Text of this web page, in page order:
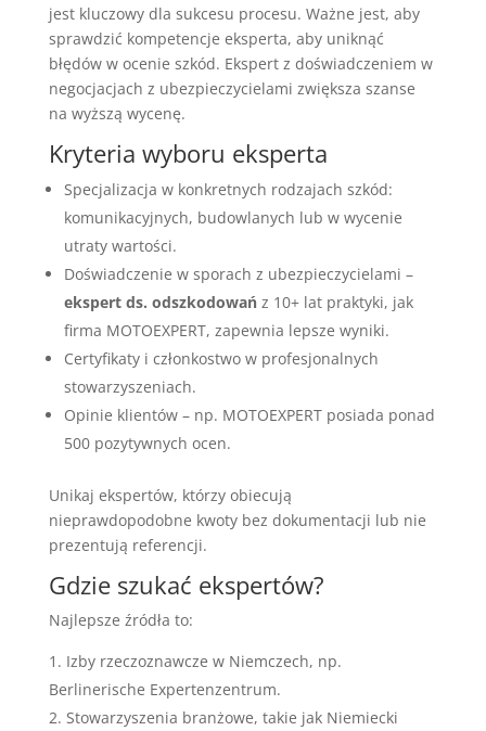
jest kluczowy dla sukcesu procesu. Ważne jest, aby
sprawdzić kompetencje eksperta, aby uniknąć
błędów w ocenie szkód. Ekspert z doświadczeniem w
negocjacjach z ubezpieczycielami zwiększa szanse
na wyższą wycenę.
Kryteria wyboru eksperta
Specjalizacja w konkretnych rodzajach szkód:
komunikacyjnych, budowlanych lub w wycenie
utraty wartości.
Doświadczenie w sporach z ubezpieczycielami –
ekspert ds. odszkodowańz 10+ lat praktyki, jak
firma MOTOEXPERT, zapewnia lepsze wyniki.
Certyfikaty i członkostwo w profesjonalnych
stowarzyszeniach.
Opinie klientów – np. MOTOEXPERT posiada ponad
500 pozytywnych ocen.
Unikaj ekspertów, którzy obiecują
nieprawdopodobne kwoty bez dokumentacji lub nie
prezentują referencji.
Gdzie szukać ekspertów?
Najlepsze źródła to:
Izby rzeczoznawcze w Niemczech, np.
Berlinerische Expertenzentrum.
Stowarzyszenia branżowe, takie jak Niemiecki